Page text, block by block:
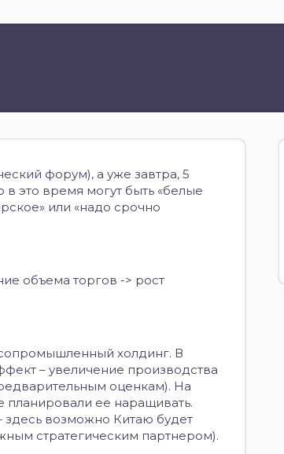
форум), а уже завтра, 5
это время могут быть «белые
или «надо срочно
объема торгов -> рост
холдинг. В
– увеличение производства
оценкам). На
планировали ее наращивать.
возможно Китаю будет
стратегическим партнером).